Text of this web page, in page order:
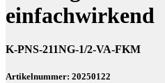
einfachwirkend
K-PNS-211NG-1/2-VA-FKM
Artikelnummer: 20250122